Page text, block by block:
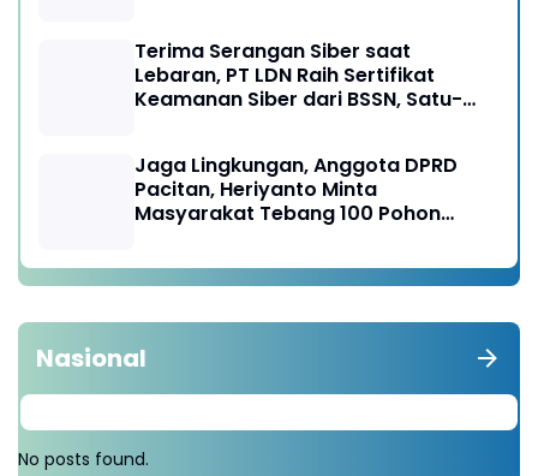
Terima Serangan Siber saat
Lebaran, PT LDN Raih Sertifikat
Keamanan Siber dari BSSN, Satu-
Jaga Lingkungan, Anggota DPRD
Pacitan, Heriyanto Minta
Masyarakat Tebang 100 Pohon
Nasional
No posts found.